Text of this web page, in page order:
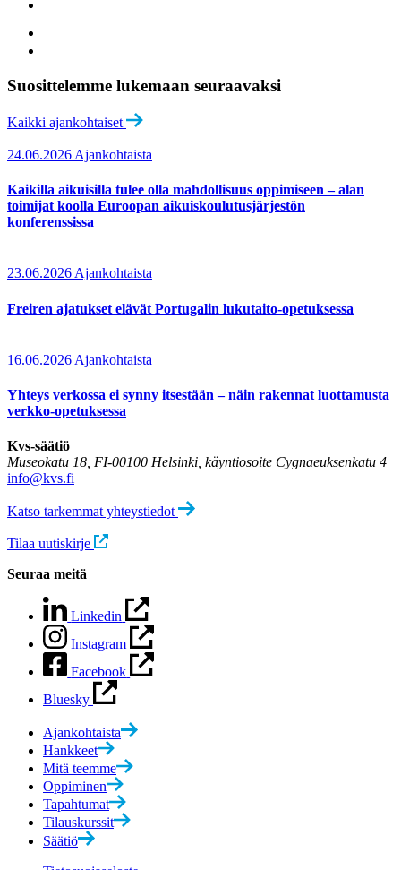
Suosittelemme lukemaan seuraavaksi
Kaikki ajankohtaiset
24.06.2026 Ajankohtaista
Kaikilla aikuisilla tulee olla mahdollisuus oppimiseen – alan
toimijat koolla Euroopan aikuiskoulutusjärjestön
konferenssissa
23.06.2026 Ajankohtaista
Freiren ajatukset elävät Portugalin lukutaito-opetuksessa
16.06.2026 Ajankohtaista
Yhteys verkossa ei synny itsestään – näin rakennat luottamusta
verkko-opetuksessa
Kvs-säätiö
Museokatu 18, FI-00100 Helsinki, käyntiosoite Cygnaeuksenkatu 4
info@kvs.fi
Katso tarkemmat yhteystiedot
Tilaa uutiskirje
Seuraa meitä
Linkedin
Instagram
Facebook
Bluesky
Ajankohtaista
Hankkeet
Mitä teemme
Oppiminen
Tapahtumat
Tilauskurssit
Säätiö